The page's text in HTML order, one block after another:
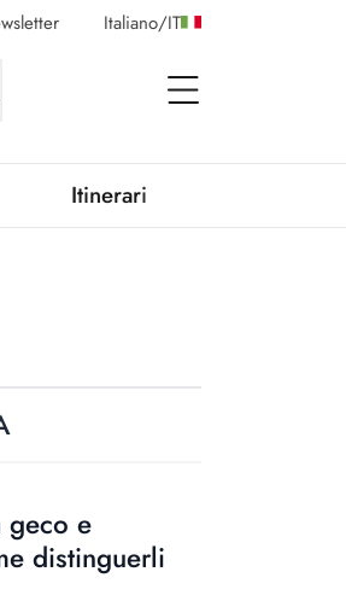
Italiano/IT
open Menu
Itinerari
geco e
distinguerli